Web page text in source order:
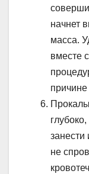
начнет
масса.
вместе
занести
не